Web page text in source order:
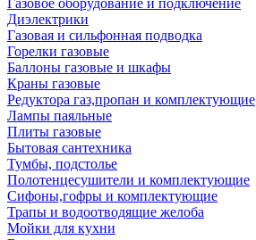
Газовое оборудование и подключение
Диэлектрики
Газовая и сильфонная подводка
Горелки газовые
Баллоны газовые и шкафы
Краны газовые
Редуктора газ,пропан и комплектующие
Лампы паяльные
Плиты газовые
Бытовая сантехника
Тумбы, подстолье
Полотенцесушители и комплектующие
Сифоны,гофры и комплектующие
Трапы и водоотводящие желоба
Мойки для кухни